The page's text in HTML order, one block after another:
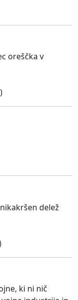
oreščka v
delež
ki ni nič